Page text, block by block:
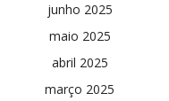
junho 2025
maio 2025
abril 2025
março 2025